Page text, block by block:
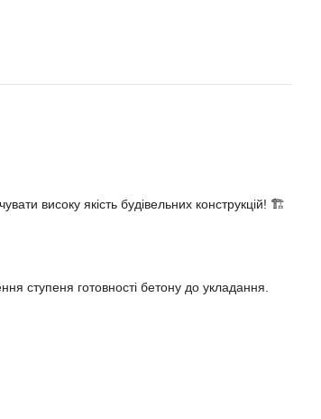
високу якість будівельних конструкцій! 🏗️
ступеня готовності бетону до укладання.